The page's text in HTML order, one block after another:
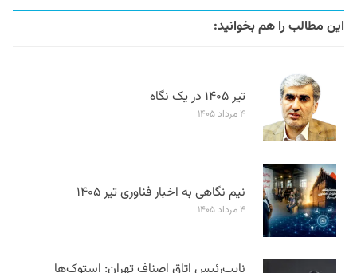
این مطالب را هم بخوانید:
تیر ۱۴۰۵ در یک نگاه
۴ مرداد ۱۴۰۵
نیم نگاهی به اخبار فناوری تیر ۱۴۰۵
۴ مرداد ۱۴۰۵